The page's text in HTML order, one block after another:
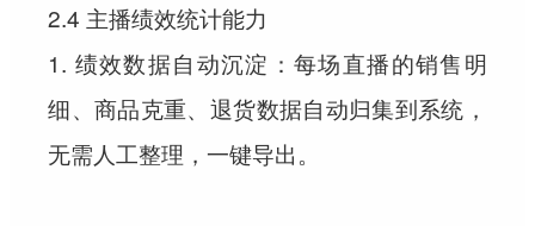
2.4 主播绩效统计能力
1. 绩效数据自动沉淀：每场直播的销售明
细、商品克重、退货数据自动归集到系统，
无需人工整理，一键导出。